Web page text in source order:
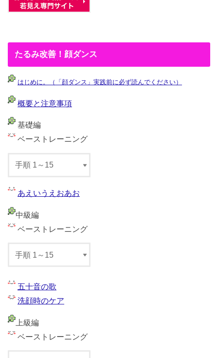
たるみ改善！顔ダンス
はじめに。（「顔ダンス」実践前に必ず読んでください）
概要と注意事項
基礎編
ベーストレーニング
あえいうえおあお
中級編
ベーストレーニング
五十音の歌
洗顔時のケア
上級編
ベーストレーニング